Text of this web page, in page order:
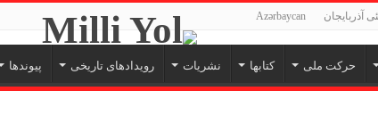
آذربایجان Azərbaycan
حرکت ملی کتابها نشریات رویدادهای تاریخی پیوندها